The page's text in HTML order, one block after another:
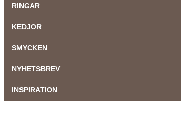
RINGAR
KEDJOR
SMYCKEN
NYHETSBREV
INSPIRATION